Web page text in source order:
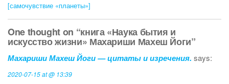
[самочувствие «планеты»]
One thought on “книга «Наука бытия и
искусство жизни» Махариши Махеш Йоги”
Махариши Махеш Йоги — цитаты и изречения. says:
2020-07-15 at @ 13:39